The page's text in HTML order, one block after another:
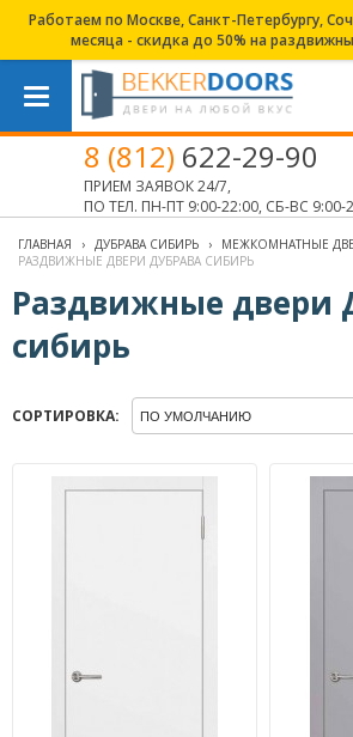
Работаем по Москве, Санкт-Петербургу,
месяца - скидка до 50% на
8 (812) 622-29-90
ПРИЕМ ЗАЯВОК 24/7,
ПО ТЕЛ. ПН-ПТ 9:00-22:00, СБ-ВС 9:00-
ГЛАВНАЯ › ДУБРАВА СИБИРЬ › МЕЖКОМНАТНЫЕ
РАЗДВИЖНЫЕ ДВЕРИ ДУБРАВА СИБИРЬ
Раздвижные двери
сибирь
СОРТИРОВКА: